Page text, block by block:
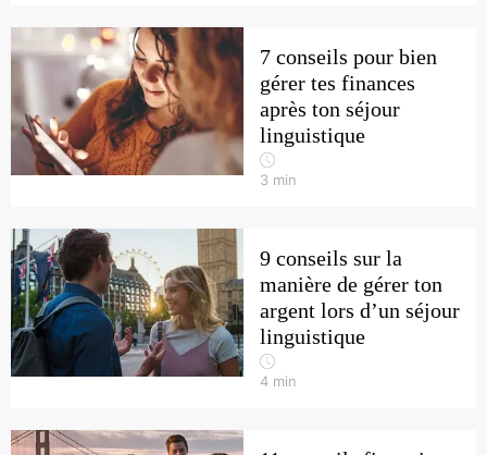
7 conseils pour bien
gérer tes finances
après ton séjour
linguistique
3 min
9 conseils sur la
manière de gérer ton
argent lors d’un séjour
linguistique
4 min